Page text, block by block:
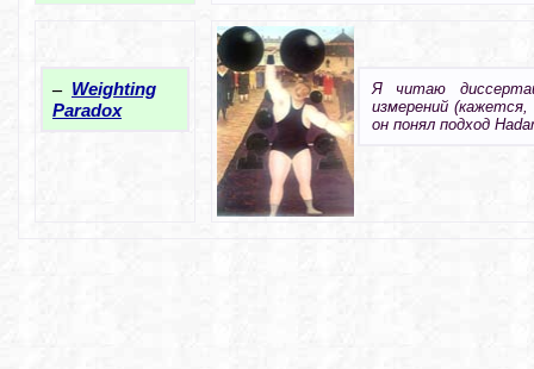
– Weighting
Paradox
Я читаю
измерений
он понял подход